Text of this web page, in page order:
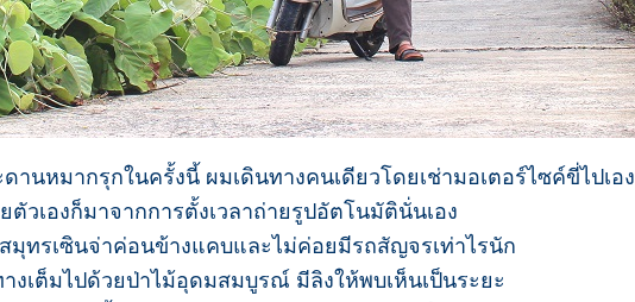
านหมากรุกในครั้งนี้ ผมเดินทางคนเดียวโดยเช่ามอเตอร์ไซค์ขี่ไปเอง
ตัวเองก็มาจากการตั้งเวลาถ่ายรูปอัตโนมัตินั่นเอง
มุทรเซินจ่าค่อนข้างแคบและไม่ค่อยมีรถสัญจรเท่าไรนัก
งเต็มไปด้วยป่าไม้อุดมสมบูรณ์ มีลิงให้พบเห็นเป็นระยะ